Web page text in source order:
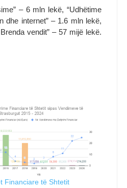
– 6 mln lekë, “Udhëtime
dhe internet” – 1.6 mln lekë,
vendit” – 57 mijë lekë.
Financiare të Shtetit